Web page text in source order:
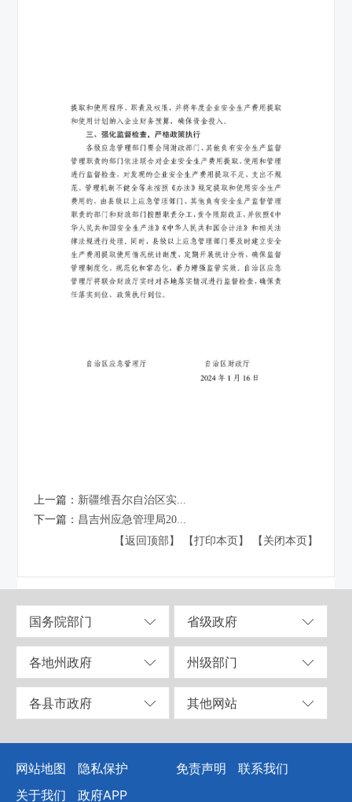
上一篇： 新疆维吾尔自治区实...
下一篇： 昌吉州应急管理局20...
【返回顶部】
【打印本页】 【关闭本页】
国务院部门 省级政府
各地州政府 州级部门
各县市政府 其他网站
网站地图 隐私保护 免责声明
联系我们
关于我们
政府APP